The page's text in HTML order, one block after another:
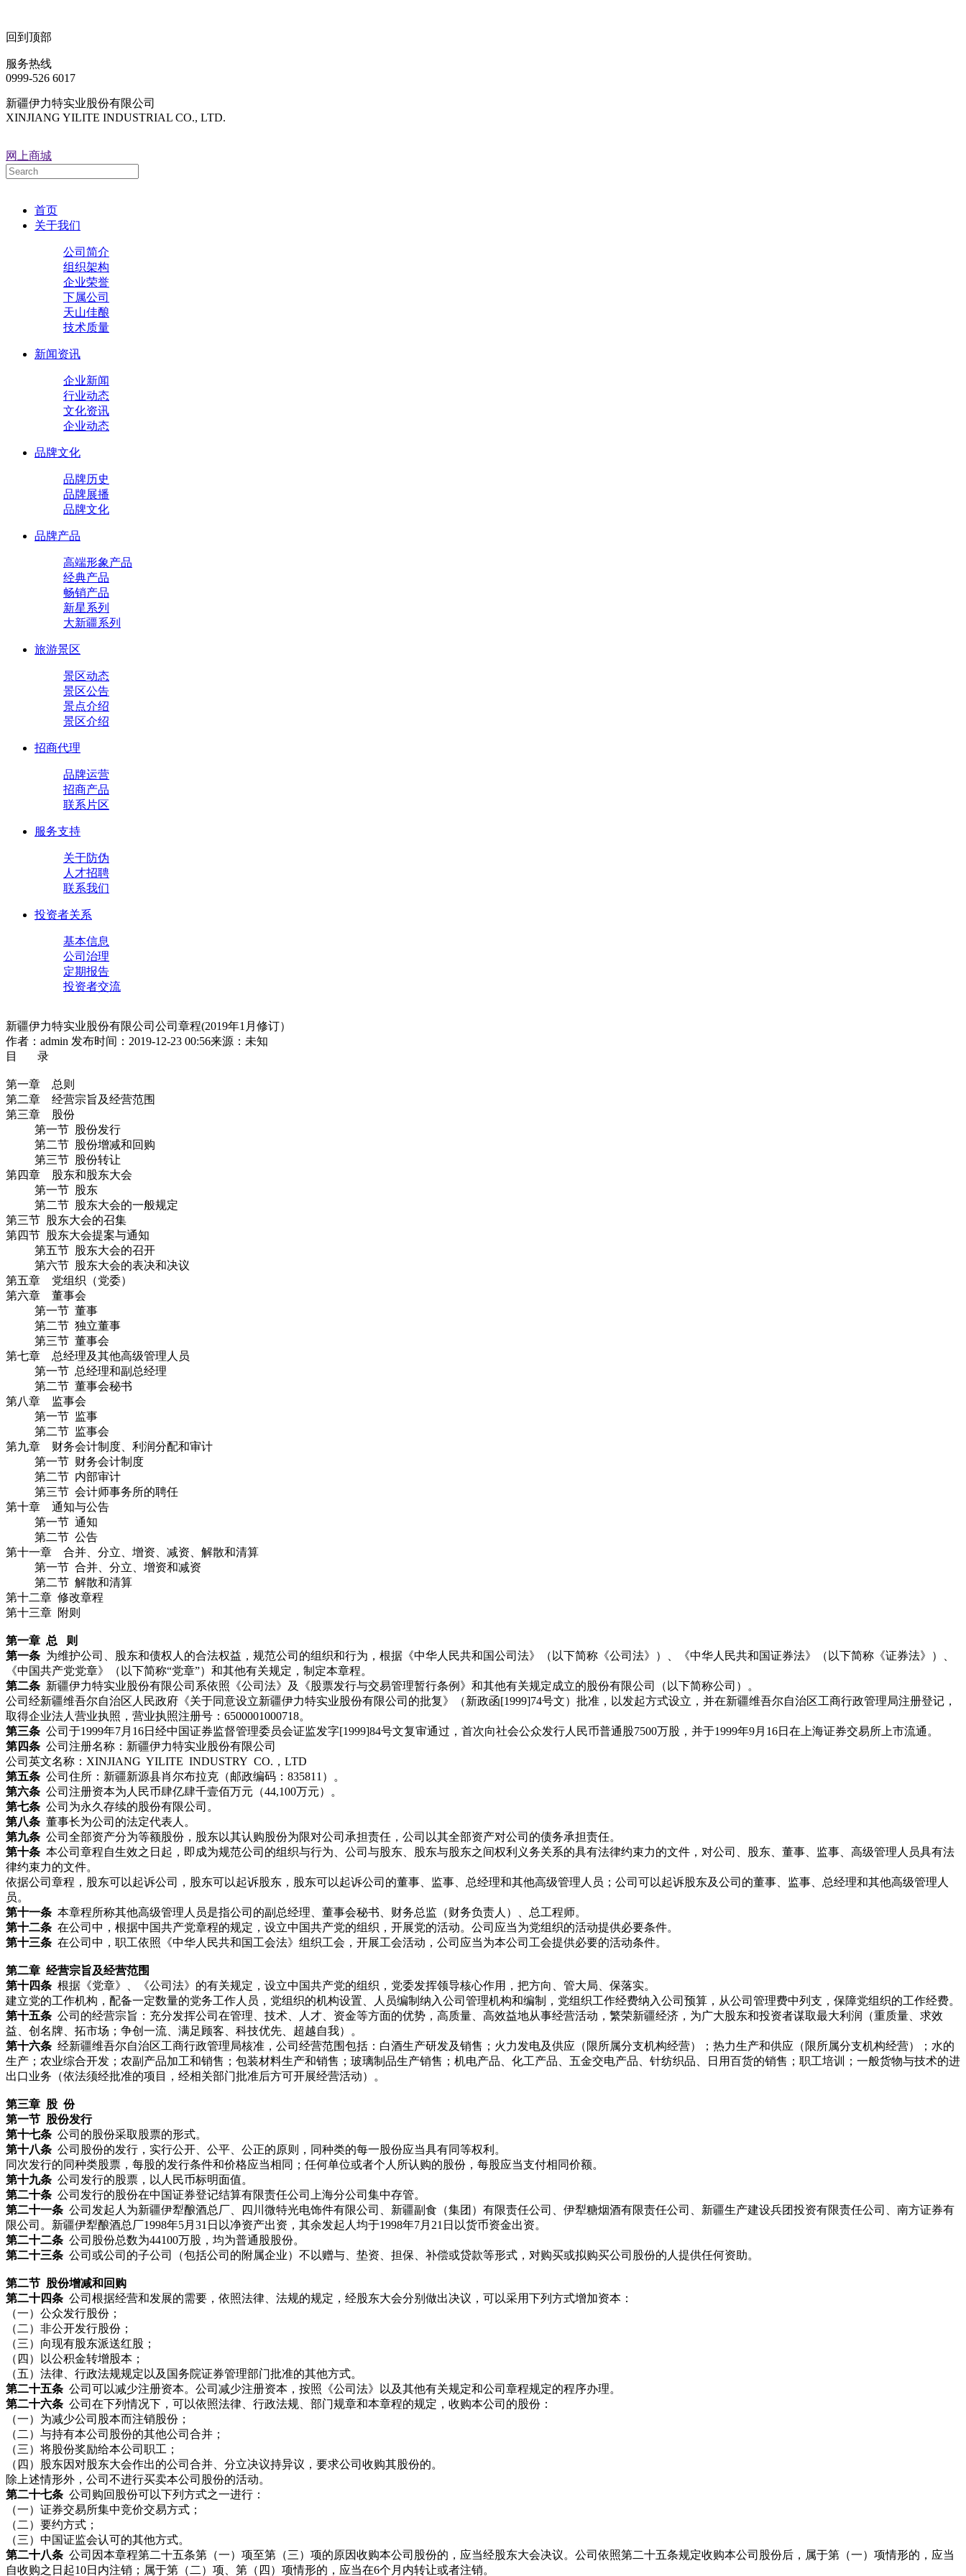
回到顶部
服务热线
0999-526 6017
新疆伊力特实业股份有限公司
XINJIANG YILITE INDUSTRIAL CO., LTD.
网上商城
首页
关于我们
公司简介
组织架构
企业荣誉
下属公司
天山佳酿
技术质量
新闻资讯
企业新闻
行业动态
文化资讯
企业动态
品牌文化
品牌历史
品牌展播
品牌文化
品牌产品
高端形象产品
经典产品
畅销产品
新星系列
大新疆系列
旅游景区
景区动态
景区公告
景点介绍
景区介绍
招商代理
品牌运营
招商产品
联系片区
服务支持
关于防伪
人才招聘
联系我们
投资者关系
基本信息
公司治理
定期报告
投资者交流
新疆伊力特实业股份有限公司公司章程(2019年1月修订）
作者：admin 发布时间：2019-12-23 00:56来源：未知
目 录
第一章 总则
第二章 经营宗旨及经营范围
第三章 股份
第一节 股份发行
第二节 股份增减和回购
第三节 股份转让
第四章 股东和股东大会
第一节 股东
第二节 股东大会的一般规定
第三节 股东大会的召集
第四节 股东大会提案与通知
第五节 股东大会的召开
第六节 股东大会的表决和决议
第五章 党组织（党委）
第六章 董事会
第一节 董事
第二节 独立董事
第三节 董事会
第七章 总经理及其他高级管理人员
第一节 总经理和副总经理
第二节 董事会秘书
第八章 监事会
第一节 监事
第二节 监事会
第九章 财务会计制度、利润分配和审计
第一节 财务会计制度
第二节 内部审计
第三节 会计师事务所的聘任
第十章 通知与公告
第一节 通知
第二节 公告
第十一章 合并、分立、增资、减资、解散和清算
第一节 合并、分立、增资和减资
第二节 解散和清算
第十二章 修改章程
第十三章 附则
第一章 总 则
第一条 为维护公司、股东和债权人的合法权益，规范公司的组织和行为，根据《中华人民共和国公司法》（以下简称《公司法》）、《中华人民共和国证券法》（以下简称《证券法》）、
《中国共产党党章》（以下简称“党章”）和其他有关规定，制定本章程。
第二条 新疆伊力特实业股份有限公司系依照《公司法》及《股票发行与交易管理暂行条例》和其他有关规定成立的股份有限公司（以下简称公司）。
公司经新疆维吾尔自治区人民政府《关于同意设立新疆伊力特实业股份有限公司的批复》（新政函[1999]74号文）批准，以发起方式设立，并在新疆维吾尔自治区工商行政管理局注册登记，
取得企业法人营业执照，营业执照注册号：6500001000718。
第三条 公司于1999年7月16日经中国证券监督管理委员会证监发字[1999]84号文复审通过，首次向社会公众发行人民币普通股7500万股，并于1999年9月16日在上海证券交易所上市流通。
第四条 公司注册名称：新疆伊力特实业股份有限公司
公司英文名称：XINJIANG YILITE INDUSTRY CO.，LTD
第五条 公司住所：新疆新源县肖尔布拉克（邮政编码：835811）。
第六条 公司注册资本为人民币肆亿肆千壹佰万元（44,100万元）。
第七条 公司为永久存续的股份有限公司。
第八条 董事长为公司的法定代表人。
第九条 公司全部资产分为等额股份，股东以其认购股份为限对公司承担责任，公司以其全部资产对公司的债务承担责任。
第十条 本公司章程自生效之日起，即成为规范公司的组织与行为、公司与股东、股东与股东之间权利义务关系的具有法律约束力的文件，对公司、股东、董事、监事、高级管理人员具有法
律约束力的文件。
依据公司章程，股东可以起诉公司，股东可以起诉股东，股东可以起诉公司的董事、监事、总经理和其他高级管理人员；公司可以起诉股东及公司的董事、监事、总经理和其他高级管理人
员。
第十一条 本章程所称其他高级管理人员是指公司的副总经理、董事会秘书、财务总监（财务负责人）、总工程师。
第十二条 在公司中，根据中国共产党章程的规定，设立中国共产党的组织，开展党的活动。公司应当为党组织的活动提供必要条件。
第十三条 在公司中，职工依照《中华人民共和国工会法》组织工会，开展工会活动，公司应当为本公司工会提供必要的活动条件。
第二章 经营宗旨及经营范围
第十四条 根据《党章》、《公司法》的有关规定，设立中国共产党的组织，党委发挥领导核心作用，把方向、管大局、保落实。
建立党的工作机构，配备一定数量的党务工作人员，党组织的机构设置、人员编制纳入公司管理机构和编制，党组织工作经费纳入公司预算，从公司管理费中列支，保障党组织的工作经费。
第十五条 公司的经营宗旨：充分发挥公司在管理、技术、人才、资金等方面的优势，高质量、高效益地从事经营活动，繁荣新疆经济，为广大股东和投资者谋取最大利润（重质量、求效
益、创名牌、拓市场；争创一流、满足顾客、科技优先、超越自我）。
第十六条 经新疆维吾尔自治区工商行政管理局核准，公司经营范围包括：白酒生产研发及销售；火力发电及供应（限所属分支机构经营）；热力生产和供应（限所属分支机构经营）；水的
生产；农业综合开发；农副产品加工和销售；包装材料生产和销售；玻璃制品生产销售；机电产品、化工产品、五金交电产品、针纺织品、日用百货的销售；职工培训；一般货物与技术的进
出口业务（依法须经批准的项目，经相关部门批准后方可开展经营活动）。
第三章 股 份
第一节 股份发行
第十七条 公司的股份采取股票的形式。
第十八条 公司股份的发行，实行公开、公平、公正的原则，同种类的每一股份应当具有同等权利。
同次发行的同种类股票，每股的发行条件和价格应当相同；任何单位或者个人所认购的股份，每股应当支付相同价额。
第十九条 公司发行的股票，以人民币标明面值。
第二十条 公司发行的股份在中国证券登记结算有限责任公司上海分公司集中存管。
第二十一条 公司发起人为新疆伊犁酿酒总厂、四川微特光电饰件有限公司、新疆副食（集团）有限责任公司、伊犁糖烟酒有限责任公司、新疆生产建设兵团投资有限责任公司、南方证券有
限公司。新疆伊犁酿酒总厂1998年5月31日以净资产出资，其余发起人均于1998年7月21日以货币资金出资。
第二十二条 公司股份总数为44100万股，均为普通股股份。
第二十三条 公司或公司的子公司（包括公司的附属企业）不以赠与、垫资、担保、补偿或贷款等形式，对购买或拟购买公司股份的人提供任何资助。
第二节 股份增减和回购
第二十四条 公司根据经营和发展的需要，依照法律、法规的规定，经股东大会分别做出决议，可以采用下列方式增加资本：
（一）公众发行股份；
（二）非公开发行股份；
（三）向现有股东派送红股；
（四）以公积金转增股本；
（五）法律、行政法规规定以及国务院证券管理部门批准的其他方式。
第二十五条 公司可以减少注册资本。公司减少注册资本，按照《公司法》以及其他有关规定和公司章程规定的程序办理。
第二十六条 公司在下列情况下，可以依照法律、行政法规、部门规章和本章程的规定，收购本公司的股份：
（一）为减少公司股本而注销股份；
（二）与持有本公司股份的其他公司合并；
（三）将股份奖励给本公司职工；
（四）股东因对股东大会作出的公司合并、分立决议持异议，要求公司收购其股份的。
除上述情形外，公司不进行买卖本公司股份的活动。
第二十七条 公司购回股份可以下列方式之一进行：
（一）证券交易所集中竞价交易方式；
（二）要约方式；
（三）中国证监会认可的其他方式。
第二十八条 公司因本章程第二十五条第（一）项至第（三）项的原因收购本公司股份的，应当经股东大会决议。公司依照第二十五条规定收购本公司股份后，属于第（一）项情形的，应当
自收购之日起10日内注销；属于第（二）项、第（四）项情形的，应当在6个月内转让或者注销。